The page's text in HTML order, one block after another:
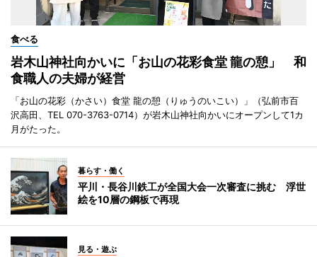
食べる
岩木山神社向かいに「お山の花彩食堂 龍の憩」 和
食職人の夫婦が経営
「お山の花彩（かさい）食堂 龍の憩（りゅうのいこい）」（弘前市百
沢高田、TEL 070-3763-0714）が岩木山神社向かいにオープンして1カ
月がたった。
暮らす・働く
平川・長谷川鉄工が全国大会一次審査に挑む 浮世
絵を10層の鋼板で再現
見る・遊ぶ